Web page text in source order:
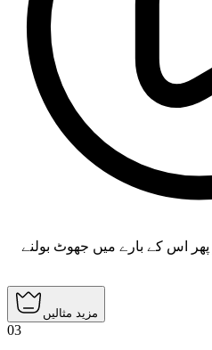
پھر اس کے بارے میں جھوٹ بولنے
مزید مثالیں
03